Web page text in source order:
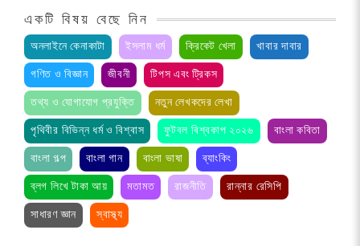
একটি বিষয় বেছে নিন
অনলাইনে কেনাকাটা
ইসলাম ধর্ম ক্রিকেট খেলা
খাবার দাবার
গণিত ও বিজ্ঞান
জীবনী
টিপস এবং ট্রিকস
তথ্য ও যোগাযোগ প্রযুক্তি
নতুন লেখকদের লেখা
পৃথিবীর বিভিন্ন ধর্ম ও বিশ্বাস
ফুটবল বিশ্বকাপ ২০২৬
বাংলা কবিতা
বাংলা গল্প
বাংলা গান বাংলা ভাষা
ব্যাংকিং
ব্লগ লিখে টাকা আয়
মতামত রাজনীতি
রান্নার রেসিপি
সাধারণ জ্ঞান
স্বাস্থ্য